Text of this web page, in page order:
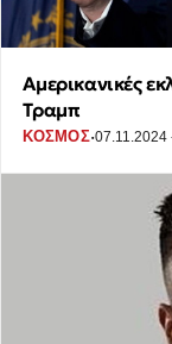
Αμερικανικές
Τραμπ
ΚΟΣΜΟΣ·07.11.2024